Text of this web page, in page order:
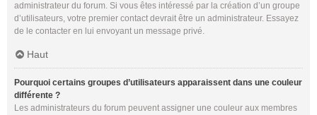
administrateur du forum. Si vous êtes intéressé par la création d’un groupe
d’utilisateurs, votre premier contact devrait être un administrateur. Essayez
de le contacter en lui envoyant un message privé.
Haut
Pourquoi certains groupes d’utilisateurs apparaissent dans une couleur
différente ?
Les administrateurs du forum peuvent assigner une couleur aux membres